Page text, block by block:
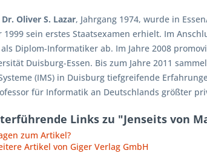
Oliver S. Lazar, Jahrgang 1974, wurde in
1999 sein erstes Staatsexamen erhielt. Im
als Diplom-Informatiker ab. Im Jahre 2008
Duisburg-Essen. Bis zum Jahre 2011
(IMS) in Duisburg tiefgreifende
für Informatik an Deutschlands größter
Links zu "Jenseits von
zum Artikel?
Artikel von Giger Verlag GmbH